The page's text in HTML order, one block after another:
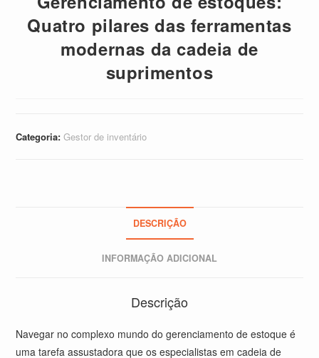
Quatro pilares das ferramentas
modernas da cadeia de
suprimentos
Categoria:Gestor de inventário
DESCRIÇÃO
INFORMAÇÃO ADICIONAL
Descrição
Navegar no complexo mundo do gerenciamento de estoque é
uma tarefa assustadora que os especialistas em cadeia de